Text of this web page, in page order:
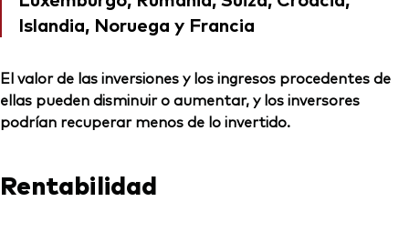
Islandia, Noruega y Francia
El valor de las inversiones y los ingresos procedentes de
ellas pueden disminuir o aumentar, y los inversores
podrían recuperar menos de lo invertido.
Rentabilidad